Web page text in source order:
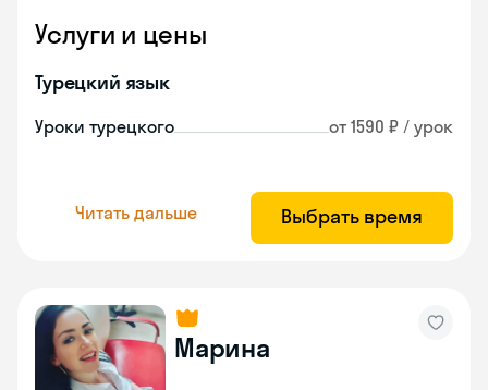
Услуги и цены
Турецкий язык
Уроки турецкого от 1590 ₽ / урок
Читать дальше Выбрать время
Марина